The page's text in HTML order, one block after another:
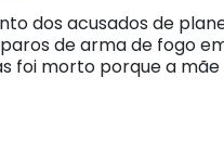
dos acusados de
de arma de fogo
foi morto porque a